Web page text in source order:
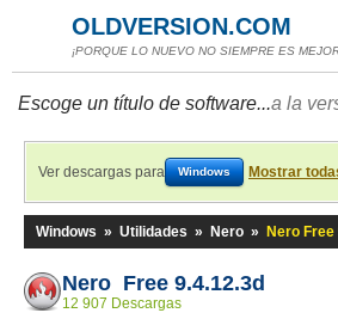
OLDVERSION.COM
¡PORQUE LO NUEVO NO SIEMPRE ES
Escoge un título de software...a la
Ver descargas para Windows Mostrar
Windows » Utilidades » Nero » Nero Free
Nero Free 9.4.12.3d
12 907 Descargas